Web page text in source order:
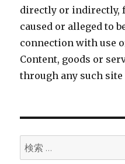
directly or indirectly,
caused or alleged to
connection with use
Content, goods or
through any such site
検
索: